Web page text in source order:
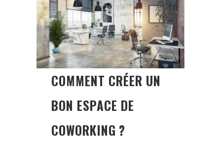
COMMENT CRÉER UN
BON ESPACE DE
COWORKING ?